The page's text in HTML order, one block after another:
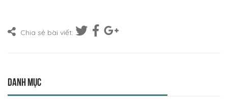
Chia sẻ bài viết:
Danh mục